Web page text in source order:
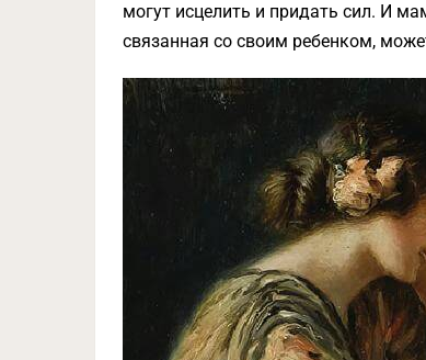
могут исцелить и придать сил. И
связанная со своим ребенком,